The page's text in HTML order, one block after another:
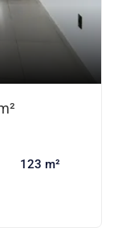
123 m²